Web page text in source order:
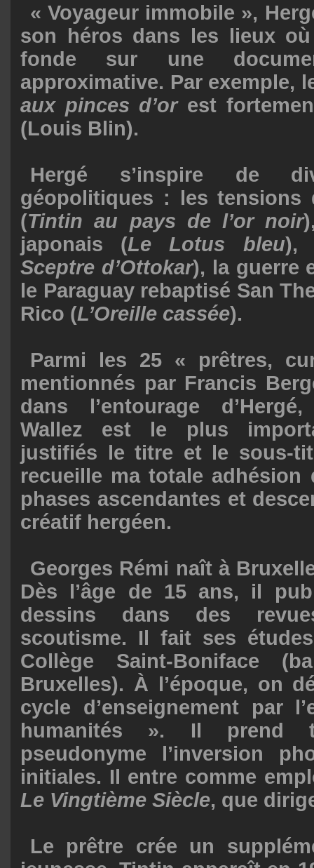
« Voyageur immobile »,
son héros dans les lieux
fonde sur une
approximative. Par exemple,
aux pinces d’orest
(Louis Blin).
Hergé s’inspire de
géopolitiques : les tensions
(Tintin au pays de l’or noir
japonais (Le Lotus bleu),
Sceptre d’Ottokar), la guerre
le Paraguay rebaptisé San
Rico (L’Oreille cassée).
Parmi les 25 « prêtres,
mentionnés par Francis
dans l’entourage
Wallez est le plus
justifiés le titre et le sous-
recueille ma totale adhésion
phases ascendantes et
créatif hergéen.
Georges Rémi naît à
Dès l’âge de 15 ans, il
dessins dans des
scoutisme. Il fait ses
Collège Saint-Boniface
Bruxelles). À l’époque, on
cycle d’enseignement par
humanités ». Il prend
pseudonyme l’inversion
initiales. Il entre comme
Le Vingtième Siècle, que
Le prêtre crée un